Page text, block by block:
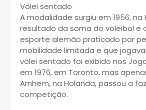
Vôlei sentado
A modalidade surgiu em 1956, na
resultado da soma do voleibol e
esporte alemão praticado por
mobilidade limitada e que
vôlei sentado foi exibido nos
em 1976, em Toronto, mas
Arnhem, na Holanda, passou a
competição.